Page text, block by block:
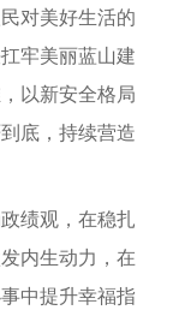
对美好生活的
牢美丽蓝山建
以新安全格局
底，持续营造
绩观，在稳扎
内生动力，在
中提升幸福指